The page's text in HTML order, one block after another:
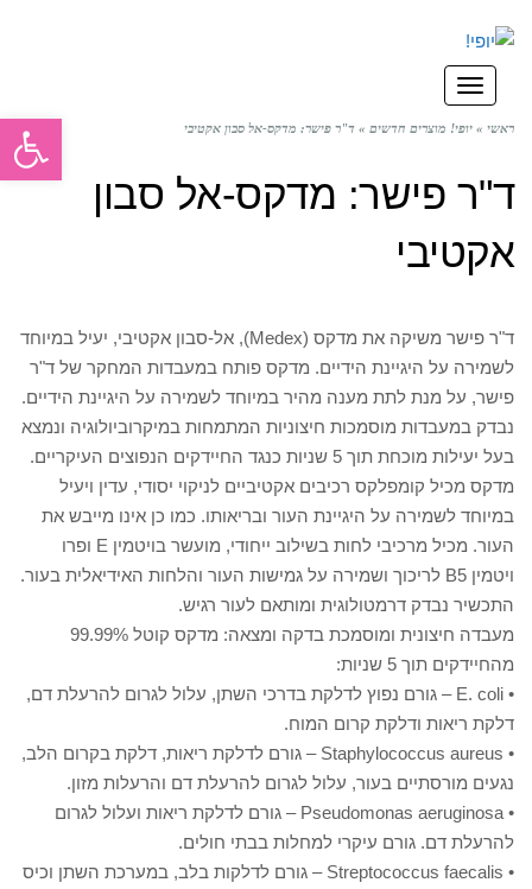
תפריט
ראשי » יופי! מוצרים חדשים » ד"ר פישר: מדקס-אל סבון אקטיבי
ד"ר פישר: מדקס-אל סבון
אקטיבי
ד"ר פישר משיקה את מדקס (Medex), אל-סבון אקטיבי, יעיל במיוחד
לשמירה על היגיינת הידיים. מדקס פותח במעבדות המחקר של ד"ר
פישר, על מנת לתת מענה מהיר במיוחד לשמירה על היגיינת הידיים.
נבדק במעבדות מוסמכות חיצוניות המתמחות במיקרוביולוגיה ונמצא
בעל יעילות מוכחת תוך 5 שניות כנגד החיידקים הנפוצים העיקריים.
מדקס מכיל קומפלקס רכיבים אקטיביים לניקוי יסודי, עדין ויעיל
במיוחד לשמירה על היגיינת העור ובריאותו. כמו כן אינו מייבש את
העור. מכיל מרכיבי לחות בשילוב ייחודי, מועשר בויטמין E ופרו
ויטמין B5 לריכוך ושמירה על גמישות העור והלחות האידיאלית בעור.
התכשיר נבדק דרמטולוגית ומותאם לעור רגיש.
מעבדה חיצונית ומוסמכת בדקה ומצאה: מדקס קוטל 99.99%
מהחיידקים תוך 5 שניות:
• E. coli – גורם נפוץ לדלקת בדרכי השתן, עלול לגרום להרעלת דם,
דלקת ריאות ודלקת קרום המוח.
• Staphylococcus aureus – גורם לדלקת ריאות, דלקת בקרום הלב,
נגעים מורסתיים בעור, עלול לגרום להרעלת דם והרעלות מזון.
• Pseudomonas aeruginosa – גורם לדלקת ריאות ועלול לגרום
להרעלת דם. גורם עיקרי למחלות בבתי חולים.
• Streptococcus faecalis – גורם לדלקות בלב, במערכת השתן וכיס
פתח